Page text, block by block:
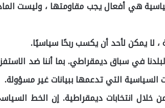
هي أفعال يجب مقاومتها ، وليست
لا يمكن لأحد أن يكسب ربحًا سياسيًا.
لبلدنا في سباق ديمقراطي. بما أننا ضد
السياسية التي تدعمها ببيانات غير مسؤولة.
خلال انتخابات ديمقراطية. إن الخط